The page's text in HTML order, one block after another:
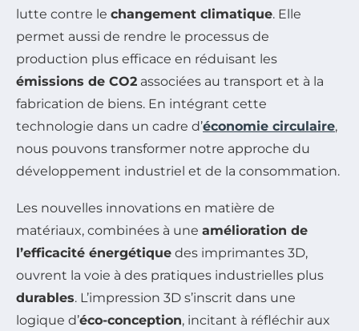
lutte contre le changement climatique. Elle
permet aussi de rendre le processus de
production plus efficace en réduisant les
émissions de CO2 associées au transport et à la
fabrication de biens. En intégrant cette
technologie dans un cadre d’économie circulaire,
nous pouvons transformer notre approche du
développement industriel et de la consommation.
Les nouvelles innovations en matière de
matériaux, combinées à une amélioration de
l’efficacité énergétique des imprimantes 3D,
ouvrent la voie à des pratiques industrielles plus
durables. L’impression 3D s’inscrit dans une
logique d’éco-conception, incitant à réfléchir aux